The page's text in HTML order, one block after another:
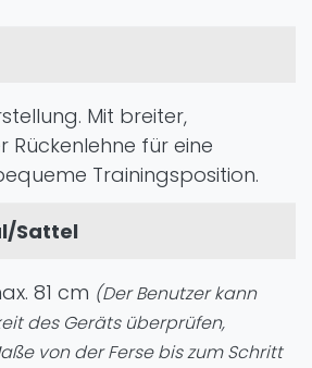
Mit breiter,
für eine
Trainingsposition.
Sattel
81 cm (Der Benutzer kann
des Geräts überprüfen,
von der Ferse bis zum Schritt